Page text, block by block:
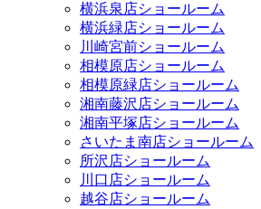
横浜泉店ショールーム
横浜緑店ショールーム
川崎宮前ショールーム
相模原店ショールーム
相模原緑店ショールーム
湘南藤沢店ショールーム
湘南平塚店ショールーム
さいたま南店ショールーム
所沢店ショールーム
川口店ショールーム
越谷店ショールーム